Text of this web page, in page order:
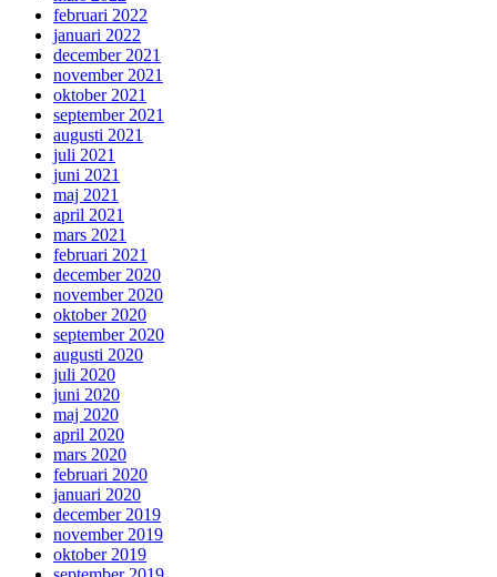
februari 2022
januari 2022
december 2021
november 2021
oktober 2021
september 2021
augusti 2021
juli 2021
juni 2021
maj 2021
april 2021
mars 2021
februari 2021
december 2020
november 2020
oktober 2020
september 2020
augusti 2020
juli 2020
juni 2020
maj 2020
april 2020
mars 2020
februari 2020
januari 2020
december 2019
november 2019
oktober 2019